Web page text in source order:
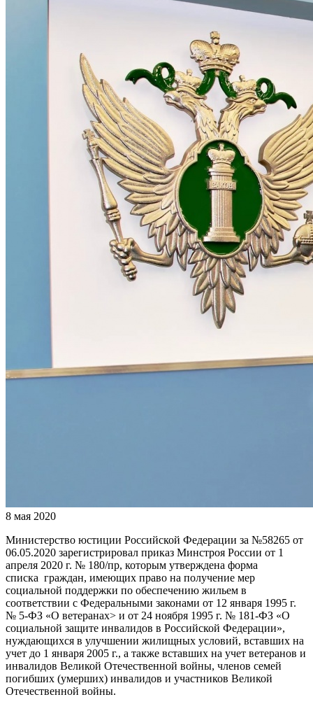
8 мая 2020
Министерство юстиции Российской Федерации за №58265 от
06.05.2020 зарегистрировал приказ Минстроя России от 1
апреля 2020 г. № 180/пр, которым утверждена форма
списка граждан, имеющих право на получение мер
социальной поддержки по обеспечению жильем в
соответствии с Федеральными законами от 12 января 1995 г.
№ 5-ФЗ «О ветеранах> и от 24 ноября 1995 г. № 181-ФЗ «О
социальной защите инвалидов в Российской Федерации»,
нуждающихся в улучшении жилищных условий, вставших на
учет до 1 января 2005 г., а также вставших на учет ветеранов и
инвалидов Великой Отечественной войны, членов семей
погибших (умерших) инвалидов и участников Великой
Отечественной войны.